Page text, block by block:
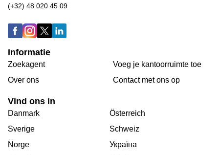
(+32) 48 020 45 09
Informatie
Zoekagent
Over ons
Voeg je kantoorruimte toe
Сontact met ons op
Vind ons in
Danmark
Sverige
Norge
Österreich
Schweiz
Україна